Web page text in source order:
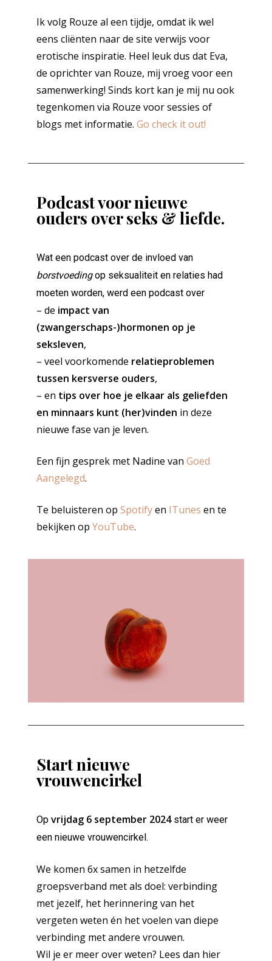
Ik volg Rouze al een tijdje, omdat ik wel
eens cliënten naar de site verwijs voor
erotische inspiratie. Heel leuk dus dat Eva,
de oprichter van Rouze, mij vroeg voor een
samenwerking! Sinds kort kan je mij nu ook
tegenkomen via Rouze voor sessies of
blogs met informatie. Go check it out!
Podcast voor nieuwe
ouders over seks & liefde.
Wat een podcast over de invloed van
borstvoedingop seksualiteit en relaties had
moeten worden, werd een podcast over
– de impact van
(zwangerschaps-)hormonen op je
seksleven,
– veel voorkomende relatieproblemen
tussen kersverse ouders,
– en tips over hoe je elkaar als geliefden
en minnaars kunt (her)vinden in deze
nieuwe fase van je leven.
Een fijn gesprek met Nadine van Goed
Aangelegd.
Te beluisteren op Spotifyen ITunes en te
bekijken op YouTube.
Start nieuwe
vrouwencirkel
Op vrijdag 6 september 2024 start er weer
een nieuwe vrouwencirkel.
We komen 6x samen in hetzelfde
groepsverband met als doel: verbinding
met jezelf, het herinnering van het
vergeten weten én het voelen van diepe
verbinding met andere vrouwen.
Wil je er meer over weten? Lees dan hier